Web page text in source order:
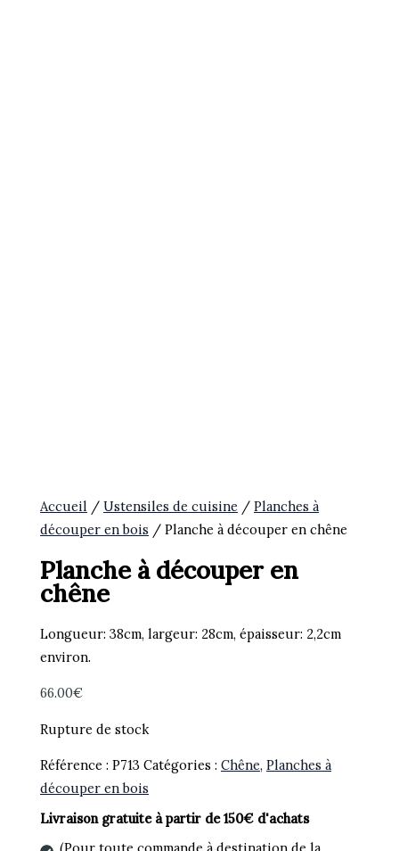
Accueil /Ustensiles de cuisine /Planches à
découper en bois / Planche à découper en chêne
Planche à découper en
chêne
Longueur: 38cm, largeur: 28cm, épaisseur: 2,2cm
environ.
66.00€
Rupture de stock
Référence :P713 Catégories :Chêne,Planches à
découper en bois
Livraison gratuite à partir de 150€ d'achats